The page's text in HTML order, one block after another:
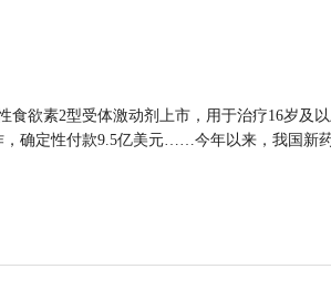
食欲素2型受体激动剂上市，用于治疗16岁及
确定性付款9.5亿美元……今年以来，我国新药